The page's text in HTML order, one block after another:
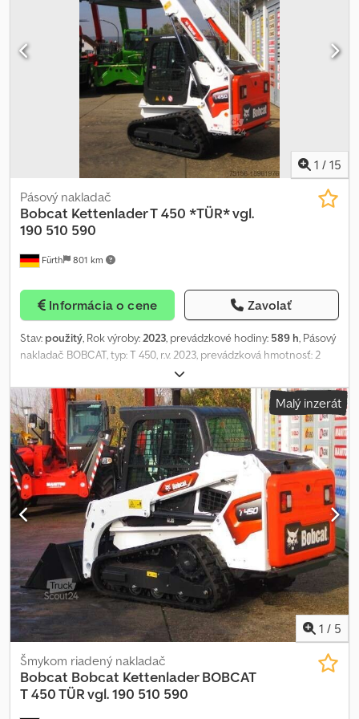
GUMOVÉ PÁSY (šírka: 300 mm), 3 oporné kladky na každej strane,
PLNÁ KABÍNA S DVERE, ROPS / FOPS, komfortné sedadlo,
pracovné osvetlenie vpredu, osvetlenie vzadu, stierač, CPB,
kúrenie / vetranie, úchyty na upevnenie a transport. Prepravné
rozmery: dĺžka cca 3 216 mm (cca 2 499 mm bez lyžice), šírka cca 1
570 mm (šírka lyžice, samotný stroj cca 1 397 mm), výška cca 1 976
mm. FINANCOVANIE MOŽNÉ / DOPRAVA VÝHODNE
(CELOSVETOVO) / PRI EXPORTE SA PLATÍ IBA ČISTÁ CENA (!) © pb
Chodpok Nzwhefx Adqsa
1 / 15
Fürth 801 km
Pásový nakladač
Bobcat Kettenlader T 450 *TÜR* vgl.
190 510 590
Informácia o cene Zavolať
Stav: použitý, Rok výroby:2023, prevádzkové hodiny: 589 h, Pásový
nakladač BOBCAT, typ: T 450, r.v. 2023, prevádzková hmotnosť: 2
961 kg, LYŽICA – šírka: cca 1 550 mm, RÝCHLOUPÍNAČ, PRÍDAVNÁ
HYDRAULIKA (2 x pre prídavné zariadenia), nosnosť: 717 kg,
preklápacia záťaž: cca 2 049 kg, výklopná výška: 2 781 mm, 4-
valcový dieselový motor BOBCAT (typ: DM02VB – 55,76 PS / 41,00
kW pri 2 600 ot./min), gumové pásy BOBCAT (šírka: 320 mm) –
zostatok cca 98 %, 3 vodiace kladky na každej strane, uzavretá
kabína s dverami a posuvnými bočnými oknami, ROPS / FOPS,
komfortná sedačka, pracovné svetlo vpredu, osvetlenie vzadu,
stierač, CPB, kúrenie / ventilácia, úchyty a oka na upevnenie a
prepravu. Transportné rozmery: dĺžka: cca 3 216 mm (cca 2 499
mm bez lyžice), šírka: cca 1 550 mm (šírka lyžice) / cca 1 397 mm
(šírka stroja), výška: cca 1 976 mm. Cjdpfx Adswczv Ejqeha *MOŽNÉ
FINANCOVANIE / DOPRAVA VÝHODNE (CELÝ SVET) / PRI EXPORTE
SA PLATÍ LEN ČISTÁ CENA (!) © pb
Malý inzerát
1 / 5
Šmykom riadený nakladač
Bobcat Bobcat Kettenlader BOBCAT
T 450 TÜR vgl. 190 510 590